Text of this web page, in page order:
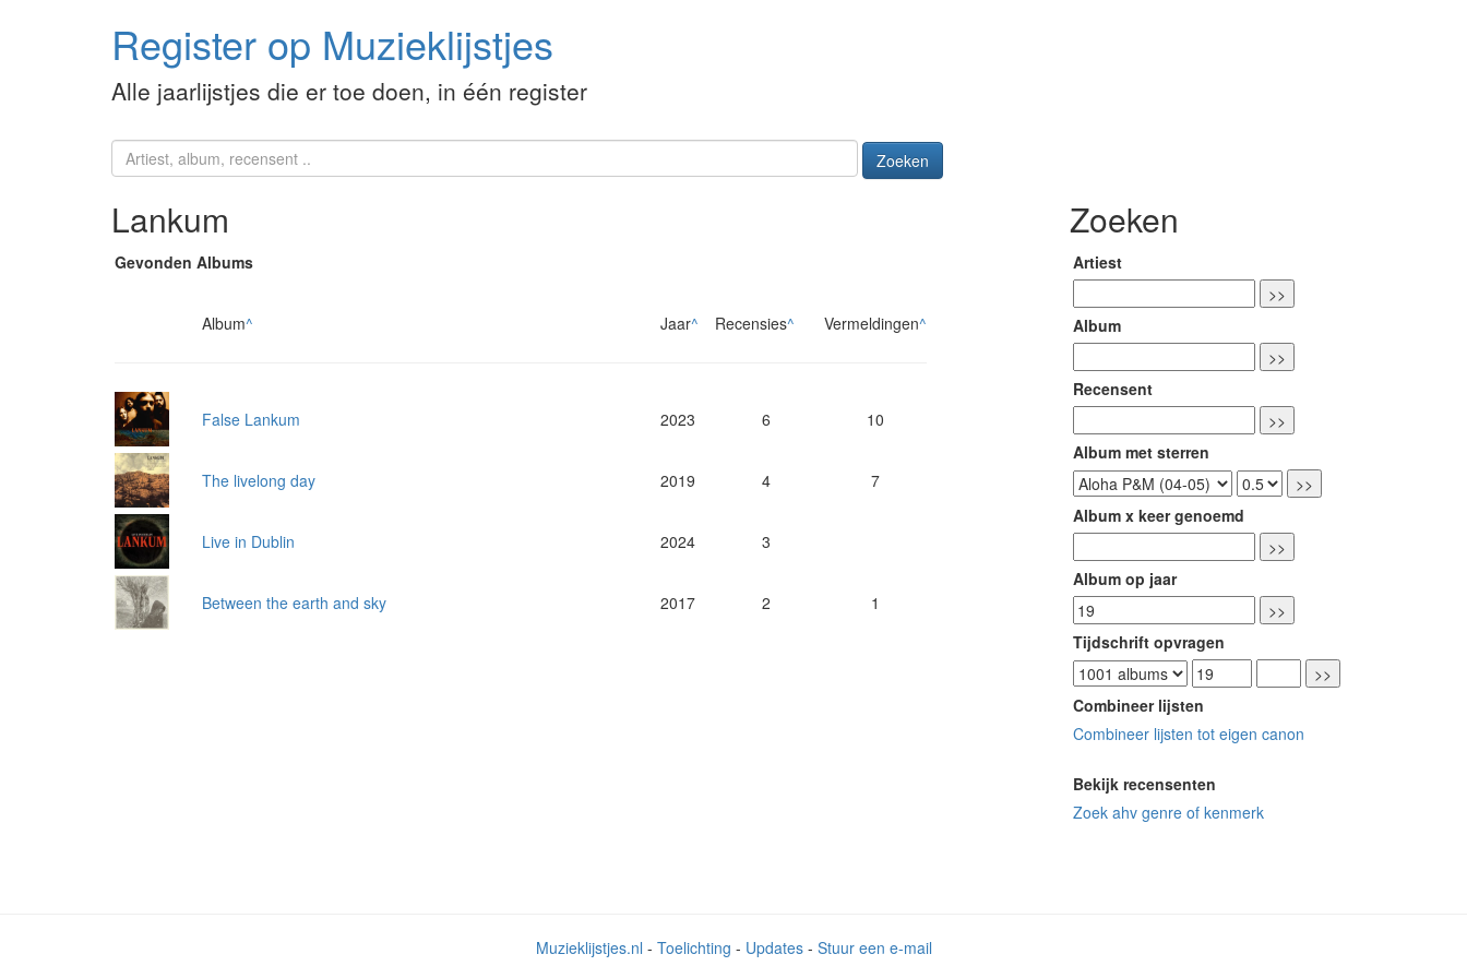
Register op Muzieklijstjes
Alle jaarlijstjes die er toe doen, in één register
Zoeken
Lankum
Gevonden Albums
Album^ Jaar^ Recensies^ Vermeldingen^
False Lankum 2023 6 10
The livelong day 2019 4 7
Live in Dublin 2024 3
Between the earth and sky 2017 2 1
Zoeken
Artiest
Album
Recensent
Album met sterren
Album x keer genoemd
Album op jaar
Tijdschrift opvragen
Combineer lijsten
Combineer lijsten tot eigen canon
Bekijk recensenten
Zoek ahv genre of kenmerk
Muzieklijstjes.nl - Toelichting - Updates- Stuur een e-mail